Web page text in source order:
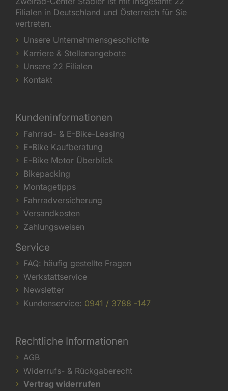
Filialen in Deutschland und Österreich für Sie
vertreten.
Unsere Unternehmensgeschichte
Karriere & Stellenangebote
Unsere 22 Filialen
Kontakt
Kundeninformationen
Fahrrad- & E-Bike-Leasing
E-Bike Kaufberatung
E-Bike Motor Überblick
Bikepacking
Montagetipps
Fahrradversicherung
Versandkosten
Zahlungsweisen
Service
FAQ: häufig gestellte Fragen
Werkstattservice
Newsletter
Kundenservice: 0941 / 3788 -147
Rechtliche Informationen
AGB
Widerrufs- & Rückgaberecht
Vertrag widerrufen